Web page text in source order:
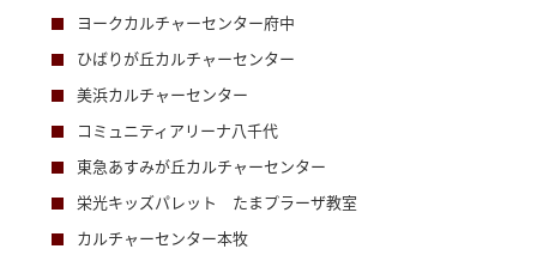
ヨークカルチャーセンター府中
ひばりが丘カルチャーセンター
美浜カルチャーセンター
コミュニティアリーナ八千代
東急あすみが丘カルチャーセンター
栄光キッズパレット たまプラーザ教室
カルチャーセンター本牧